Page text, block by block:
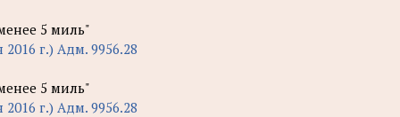
5 миль"
г.) Адм. 9956.28
5 миль"
г.) Адм. 9956.28